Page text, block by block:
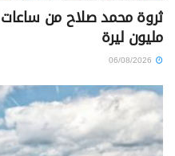
مليون ليرة